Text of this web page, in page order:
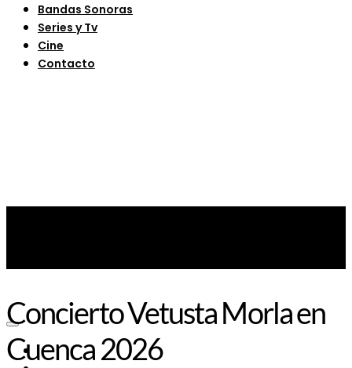
Bandas Sonoras
Series y Tv
Cine
Contacto
Noticias
Concierto Vetusta Morla en
Cuenca 2026